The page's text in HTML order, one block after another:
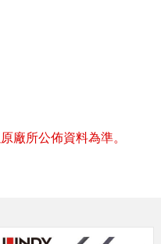
廠所公佈資料為準。